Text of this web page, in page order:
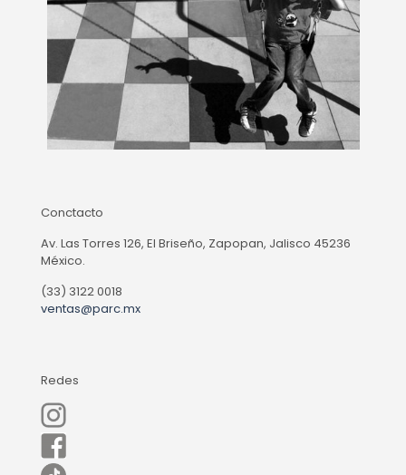
Conctacto
Av. Las Torres 126, El Briseño, Zapopan, Jalisco 45236
México.
(33) 3122 0018
ventas@parc.mx
Redes